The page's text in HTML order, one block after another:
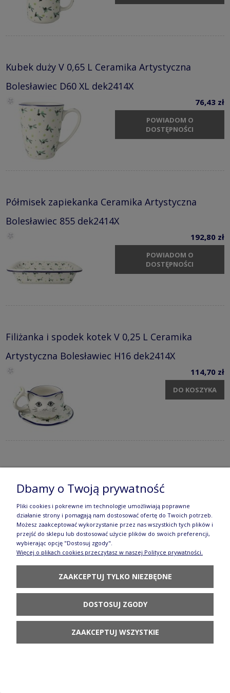
Kubek duży V 0,65 L Ceramika Artystyczna
Bolesławiec D60 XL dek2414X
76,43 zł
POWIADOM O
DOSTĘPNOŚCI
Półmisek zapiekanka Ceramika Artystyczna
Bolesławiec 855 dek2414X
192,80 zł
POWIADOM O
DOSTĘPNOŚCI
Filiżanka i spodek kotek V 0,25 L Ceramika
Artystyczna Bolesławiec H16 dek2414X
114,70 zł
DO KOSZYKA
Miska Ø 10 cm Ceramika Artystyczna Bolesławiec
M558 dek2414X
POWIADOM O
DOSTĘPNOŚCI
Talerz Ceramika Artystyczna Bolesławiec
39,31 zł
Dbamy o Twoją prywatność
Pliki cookies i pokrewne im technologie umożliwiają poprawne
działanie strony i pomagają nam dostosować ofertę do Twoich potrzeb.
Możesz zaakceptować wykorzystanie przez nas wszystkich tych plików i
przejść do sklepu lub dostosować użycie plików do swoich preferencji,
wybierając opcję "Dostosuj zgody".
Więcej o plikach cookies przeczytasz w naszej Polityce prywatności.
ZAAKCEPTUJ TYLKO NIEZBĘDNE
DOSTOSUJ ZGODY
ZAAKCEPTUJ WSZYSTKIE